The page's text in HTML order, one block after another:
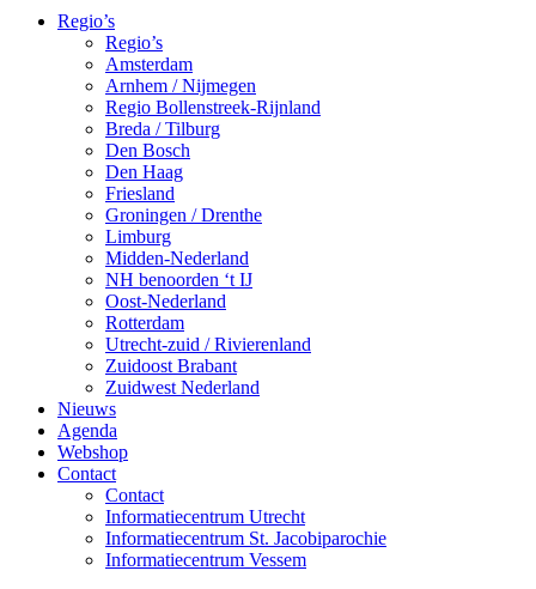
Regio’s
Regio’s
Amsterdam
Arnhem / Nijmegen
Regio Bollenstreek-Rijnland
Breda / Tilburg
Den Bosch
Den Haag
Friesland
Groningen / Drenthe
Limburg
Midden-Nederland
NH benoorden ‘t IJ
Oost-Nederland
Rotterdam
Utrecht-zuid / Rivierenland
Zuidoost Brabant
Zuidwest Nederland
Nieuws
Agenda
Webshop
Contact
Contact
Informatiecentrum Utrecht
Informatiecentrum St. Jacobiparochie
Informatiecentrum Vessem